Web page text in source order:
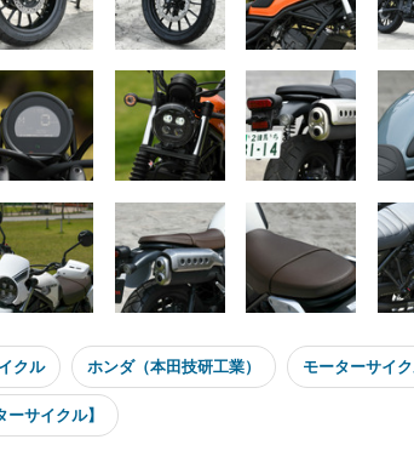
クル ホンダ（本田技研工業） モーターサイ
サイクル】